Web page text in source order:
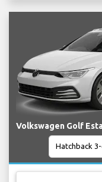
Volkswagen Golf